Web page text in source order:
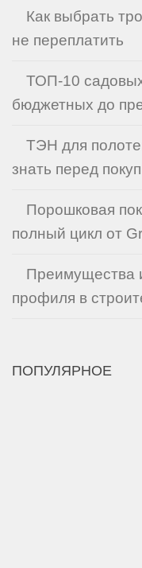
Как выбрать
не переплатить
ТОП-10
бюджетных до
ТЭН для
знать перед
Порошковая
полный цикл от
Преимущества
профиля в
ПОПУЛЯРНОЕ